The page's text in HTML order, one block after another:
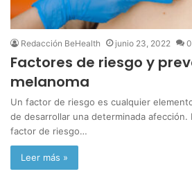
Redacción BeHealth junio 23, 2022 0
Factores de riesgo y
melanoma
Un factor de riesgo es cualquier
de desarrollar una determinada afección.
factor de riesgo…
Leer más »